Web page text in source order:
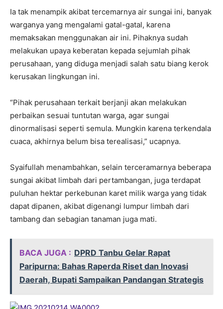
Ia tak menampik akibat tercemarnya air sungai ini, banyak
warganya yang mengalami gatal-gatal, karena
memaksakan menggunakan air ini. Pihaknya sudah
melakukan upaya keberatan kepada sejumlah pihak
perusahaan, yang diduga menjadi salah satu biang kerok
kerusakan lingkungan ini.
“Pihak perusahaan terkait berjanji akan melakukan
perbaikan sesuai tuntutan warga, agar sungai
dinormalisasi seperti semula. Mungkin karena terkendala
cuaca, akhirnya belum bisa terealisasi,” ucapnya.
Syaifullah menambahkan, selain terceramarnya beberapa
sungai akibat limbah dari pertambangan, juga terdapat
puluhan hektar perkebunan karet milik warga yang tidak
dapat dipanen, akibat digenangi lumpur limbah dari
tambang dan sebagian tanaman juga mati.
BACA JUGA : DPRD Tanbu Gelar Rapat
Paripurna: Bahas Raperda Riset dan Inovasi
Daerah, Bupati Sampaikan Pandangan Strategis